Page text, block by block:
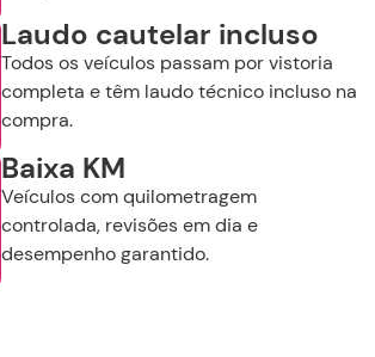
Laudo cautelar incluso
Todos os veículos passam por vistoria
completa e têm laudo técnico incluso na
compra.
Baixa KM
Veículos com quilometragem
controlada, revisões em dia e
desempenho garantido.